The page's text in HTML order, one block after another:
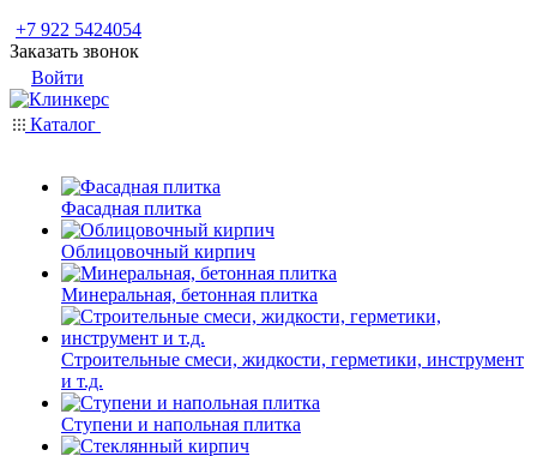
+7 922 5424054
Заказать звонок
Войти
Каталог
Фасадная плитка
Облицовочный кирпич
Минеральная, бетонная плитка
Строительные смеси, жидкости, герметики, инструмент
и т.д.
Ступени и напольная плитка